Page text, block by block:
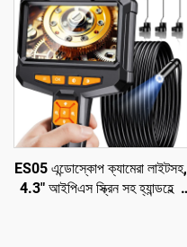
ES05 এন্ডোস্কোপ ক্যামেরা লাইটসহ,
4.3" আইপিএস স্ক্রিন সহ হ্যান্ডহেল্ড